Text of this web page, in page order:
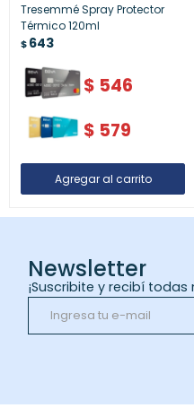
Tresemmé Spray Protector
Térmico 120ml
$643
$ 546
$ 579
Newsletter
¡Suscribite y recibí